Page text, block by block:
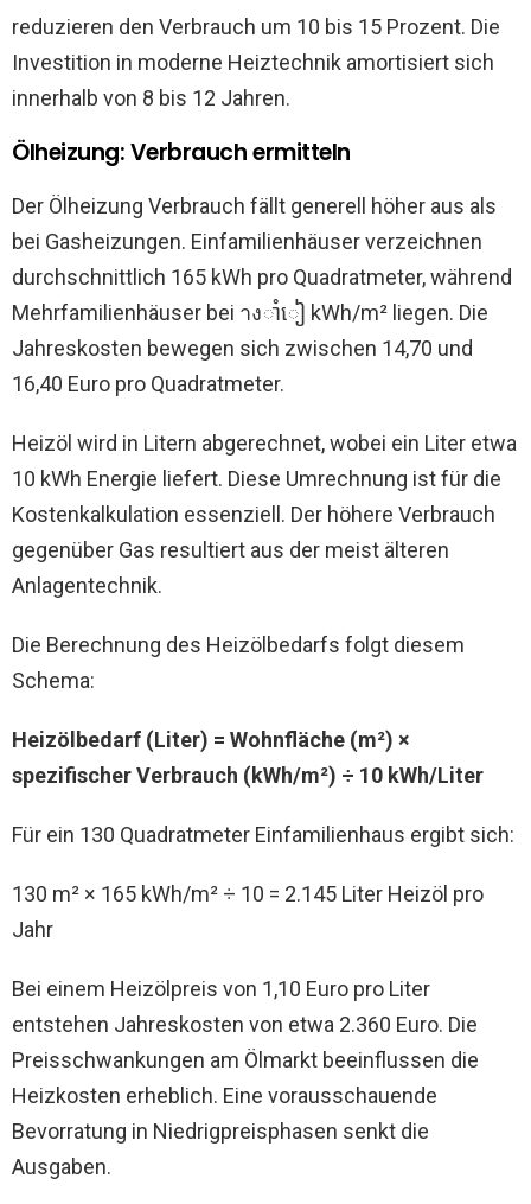
reduzieren den Verbrauch um 10 bis 15 Prozent. Die
Investition in moderne Heiztechnik amortisiert sich
innerhalb von 8 bis 12 Jahren.
Ölheizung: Verbrauch ermitteln
Der Ölheizung Verbrauch fällt generell höher aus als
bei Gasheizungen. Einfamilienhäuser verzeichnen
durchschnittlich 165 kWh pro Quadratmeter, während
Mehrfamilienhäuser bei างាំៀ kWh/m² liegen. Die
Jahreskosten bewegen sich zwischen 14,70 und
16,40 Euro pro Quadratmeter.
Heizöl wird in Litern abgerechnet, wobei ein Liter etwa
10 kWh Energie liefert. Diese Umrechnung ist für die
Kostenkalkulation essenziell. Der höhere Verbrauch
gegenüber Gas resultiert aus der meist älteren
Anlagentechnik.
Die Berechnung des Heizölbedarfs folgt diesem
Schema:
Heizölbedarf (Liter) = Wohnfläche (m²) ×
spezifischer Verbrauch (kWh/m²) ÷ 10 kWh/Liter
Für ein 130 Quadratmeter Einfamilienhaus ergibt sich:
130 m² × 165 kWh/m² ÷ 10 = 2.145 Liter Heizöl pro
Jahr
Bei einem Heizölpreis von 1,10 Euro pro Liter
entstehen Jahreskosten von etwa 2.360 Euro. Die
Preisschwankungen am Ölmarkt beeinflussen die
Heizkosten erheblich. Eine vorausschauende
Bevorratung in Niedrigpreisphasen senkt die
Ausgaben.